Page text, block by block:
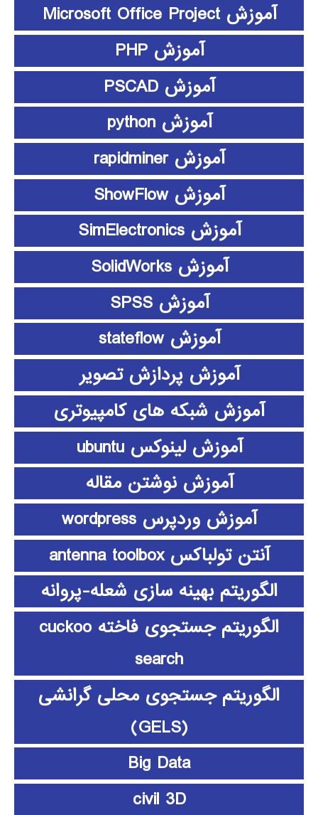
آموزش Microsoft Office Project
آموزش PHP
آموزش PSCAD
آموزش python
آموزش rapidminer
آموزش ShowFlow
آموزش SimElectronics
آموزش SolidWorks
آموزش SPSS
آموزش stateflow
آموزش پردازش تصویر
آموزش شبکه های کامپیوتری
آموزش لینوکس ubuntu
آموزش نوشتن مقاله
آموزش وردپرس wordpress
آنتن تولباکس antenna toolbox
الگوریتم بهینه سازی شعله-پروانه
الگوریتم جستجوی فاخته cuckoo
search
الگوریتم جستجوی محلی گرانشی
(GELS)
Big Data
civil 3D